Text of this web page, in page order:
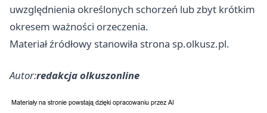
uwzględnienia określonych schorzeń lub zbyt krótkim
okresem ważności orzeczenia.
Materiał źródłowy stanowiła strona sp.olkusz.pl.
Autor:redakcja olkuszonline